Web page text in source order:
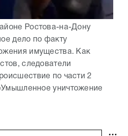
Ростова-на-Дону
дело по факту
имущества. Как
следователи
по части 2
уничтожение